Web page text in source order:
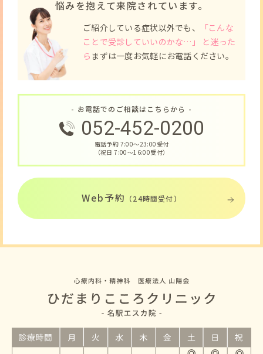
悩みを抱えて来院されています。
ご紹介している症状以外でも、
「こんな
ことで受診していいのかな…」 と迷った
ら まずは一度お気軽にお電話ください。
- お電話でのご相談はこちらから -
052-452-0200
電話予約 7:00〜23:00受付
（祝日 7:00〜16:00受付）
Web予約 （24時間受付）